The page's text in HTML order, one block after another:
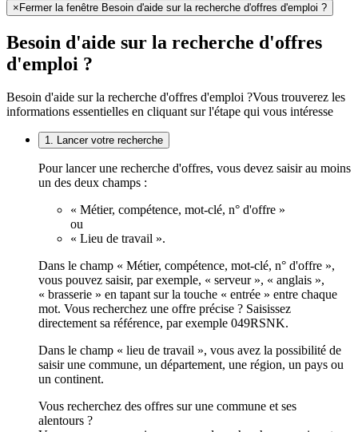
×Fermer la fenêtre Besoin d'aide sur la recherche d'offres d'emploi ?
Besoin d'aide sur la recherche d'offres
d'emploi ?
Besoin d'aide sur la recherche d'offres d'emploi ?Vous trouverez les
informations essentielles en cliquant sur l'étape qui vous intéresse
1. Lancer votre recherche
Pour lancer une recherche d'offres, vous devez saisir au moins
un des deux champs :
« Métier, compétence, mot-clé, n° d'offre »
ou
« Lieu de travail ».
Dans le champ « Métier, compétence, mot-clé, n° d'offre »,
vous pouvez saisir, par exemple, « serveur », « anglais »,
« brasserie » en tapant sur la touche « entrée » entre chaque
mot. Vous recherchez une offre précise ? Saisissez
directement sa référence, par exemple 049RSNK.
Dans le champ « lieu de travail », vous avez la possibilité de
saisir une commune, un département, une région, un pays ou
un continent.
Vous recherchez des offres sur une commune et ses
alentours ?